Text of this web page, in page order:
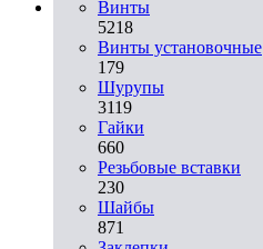
Винты
5218
Винты установочные
179
Шурупы
3119
Гайки
660
Резьбовые вставки
230
Шайбы
871